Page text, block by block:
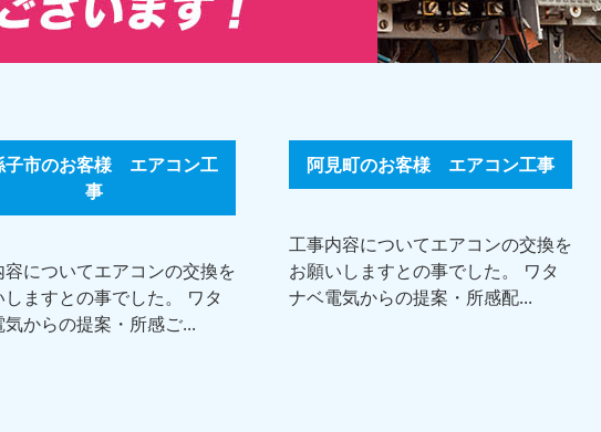
子市のお客様 エアコン工
事
容についてエアコンの交換を
しますとの事でした。 ワタ
からの提案・所感ご...
阿見町のお客様 エアコン工事
工事内容についてエアコンの交換を
お願いしますとの事でした。 ワタ
ナベ電気からの提案・所感配...